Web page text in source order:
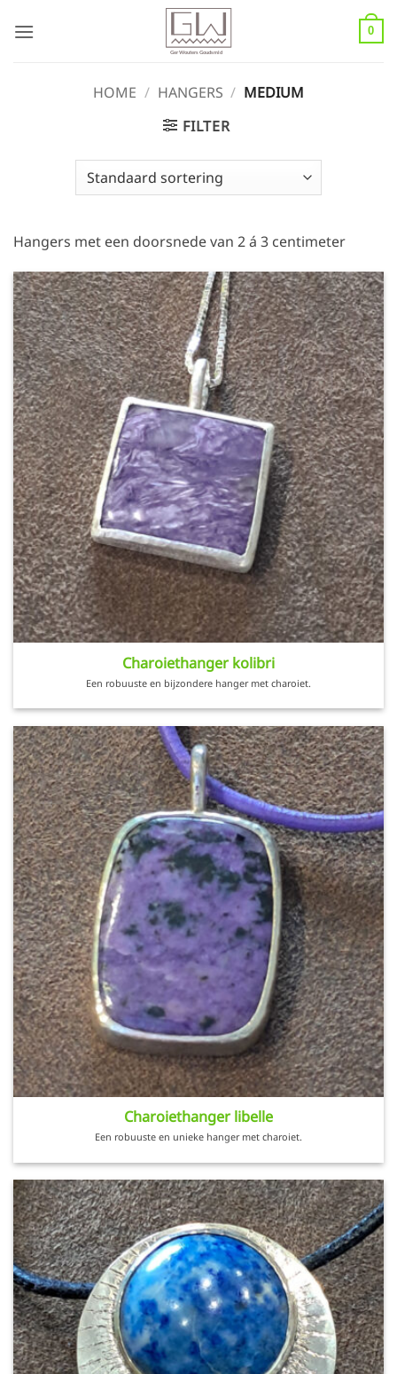
naar
0
HOME / HANGERS / MEDIUM
FILTER
Hangers met een doorsnede van 2 á 3 centimeter
Charoiethanger kolibri
Een robuuste en bijzondere hanger met charoiet.
Charoiethanger libelle
Een robuuste en unieke hanger met charoiet.